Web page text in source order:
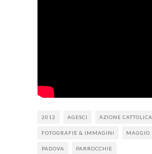
2012 AGESCI AZIONE CATTOLICA
FOTOGRAFIE & IMMAGINI MAGGIO
PADOVA PARROCCHIE